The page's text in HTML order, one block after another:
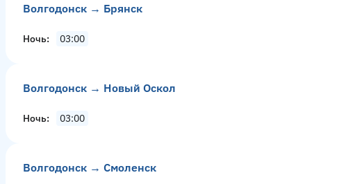
Волгодонск → Брянск
Ночь 03:00
Волгодонск → Новый Оскол
Ночь 03:00
Волгодонск → Смоленск